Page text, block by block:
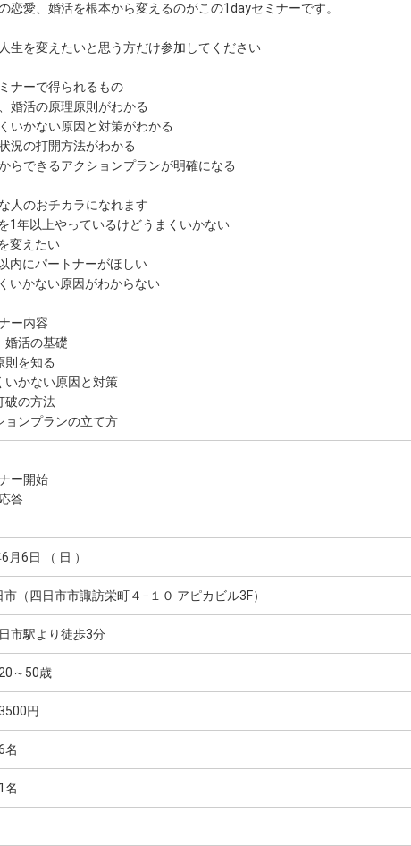
恋愛、婚活を根本から変えるのがこの1dayセミナーです。
生を変えたいと思う方だけ参加してください
ナーで得られるもの
婚活の原理原則がわかる
いかない原因と対策がわかる
況の打開方法がわかる
らできるアクションプランが明確になる
人のおチカラになれます
1年以上やっているけどうまくいかない
変えたい
内にパートナーがほしい
いかない原因がわからない
ー内容
婚活の基礎
則を知る
いかない原因と対策
破の方法
ョンプランの立て方
ー開始
答
月6日 （ 日 ）
市（四日市市諏訪栄町４−１０ アピカビル3F）
市駅より徒歩3分
～50歳
円
名
名